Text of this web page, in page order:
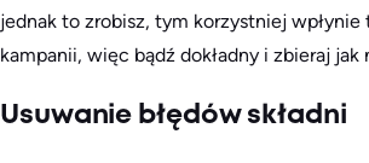
jednak to zrobisz, tym korzystniej
kampanii, więc bądź dokładny i zbieraj
Usuwanie błędów składni